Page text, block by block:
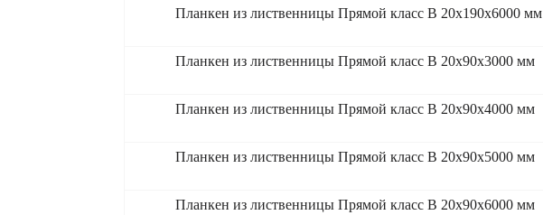
Планкен из лиственницы Прямой класс В 20x190x6000 мм
Планкен из лиственницы Прямой класс В 20x90x3000 мм
Планкен из лиственницы Прямой класс В 20x90x4000 мм
Планкен из лиственницы Прямой класс В 20x90x5000 мм
Планкен из лиственницы Прямой класс В 20x90x6000 мм